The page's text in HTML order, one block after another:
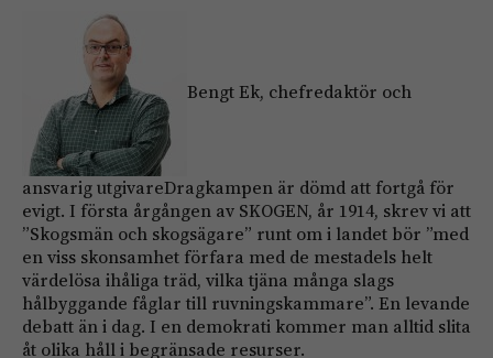
Bengt Ek, chefredaktör och
ansvarig utgivareDragkampen är dömd att fortgå för
evigt. I första årgången av SKOGEN, år 1914, skrev vi att
”Skogsmän och skogsägare” runt om i landet bör ”med
en viss skonsamhet förfara med de mestadels helt
värdelösa ihåliga träd, vilka tjäna många slags
hålbyggande fåglar till ruvningskammare”. En levande
debatt än i dag. I en demokrati kommer man alltid slita
åt olika håll i begränsade resurser.